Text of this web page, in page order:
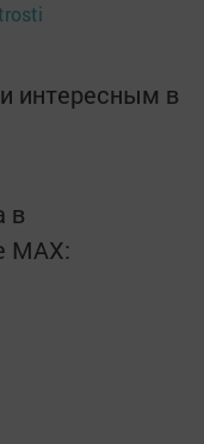
интересным в
в
MАХ: